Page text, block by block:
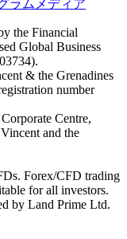
ラム メディア
the Financial
Global Business
& the Grenadines
number
Centre,
and the
Forex/CFD trading
for all investors.
by Land Prime Ltd.